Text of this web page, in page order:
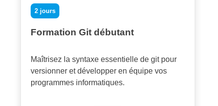
Formation Git débutant
2 jours
Maîtrisez la syntaxe essentielle de git pour
versionner et développer en équipe vos
programmes informatiques.